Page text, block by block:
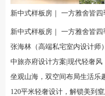
新中式样板房｜ 一方雅舍皆四
新中式样板房｜ 一方雅舍皆四
张海林（高端私宅室内设计师）
中旅亦府设计方案|现代轻奢
坐观山海，双空间布局生活乐
120平米轻奢设计，解锁美到